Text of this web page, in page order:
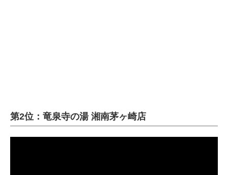
第2位：竜泉寺の湯 湘南茅ヶ崎店